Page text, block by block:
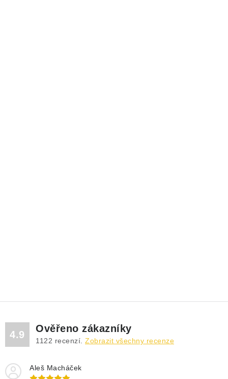
4.9
Ověřeno zákazníky
1122 recenzí. Zobrazit všechny recenze
Aleš Macháček